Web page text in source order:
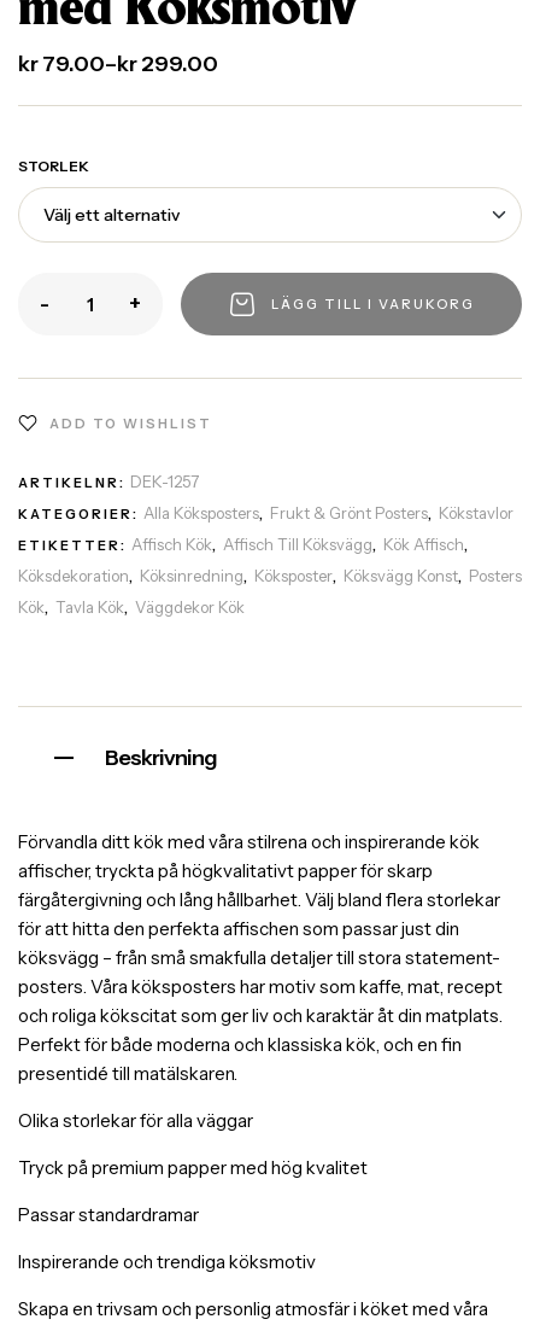
med Köksmotiv
kr79.00–kr299.00
STORLEK
- + LÄGG TILL I VARUKORG
ADD TO WISHLIST
ARTIKELNR: DEK-1257
KATEGORIER: Alla Köksposters, Frukt & Grönt Posters, Kökstavlor
ETIKETTER: Affisch Kök, Affisch Till Köksvägg, Kök Affisch,
Köksdekoration, Köksinredning, Köksposter, Köksvägg Konst, Posters
Kök, Tavla Kök, Väggdekor Kök
Beskrivning
Förvandla ditt kök med våra stilrena och inspirerande kök
affischer, tryckta på högkvalitativt papper för skarp
färgåtergivning och lång hållbarhet. Välj bland flera storlekar
för att hitta den perfekta affischen som passar just din
köksvägg – från små smakfulla detaljer till stora statement-
posters. Våra köksposters har motiv som kaffe, mat, recept
och roliga kökscitat som ger liv och karaktär åt din matplats.
Perfekt för både moderna och klassiska kök, och en fin
presentidé till matälskaren.
Olika storlekar för alla väggar
Tryck på premium papper med hög kvalitet
Passar standardramar
Inspirerande och trendiga köksmotiv
Skapa en trivsam och personlig atmosfär i köket med våra